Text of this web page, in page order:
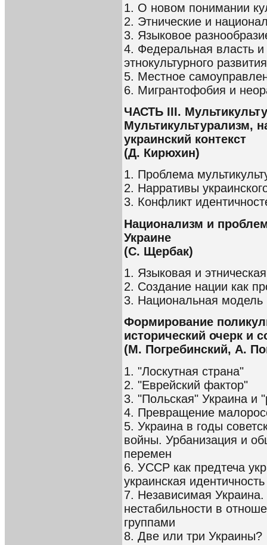
1. О новом понимании
2. Этнические и
3. Языковое
4. Федеральная власть и
этнокультурного развития
5. Местное
6. Мигрантофобия и
ЧАСТЬ III.
Мультикультурализм,
украинский контекст
(Д. Кирюхин)
1. Проблема
2. Нарративы
3. Конфликт
Национализм и
Украине
(С. Щербак)
1. Языковая и
2. Создание нации как
3. Национальная модель
Формирование
исторический очерк и
(М. Погребинский, А.
1. "Лоскутная страна"
2. "Еврейский фактор"
3. "Польская" Украина и
4. Превращение
5. Украина в годы
войны. Урбанизация и
перемен
6. УССР как предтеча
украинская идентичность
7. Независимая
нестабильности в
группами
8. Две или три Украины?